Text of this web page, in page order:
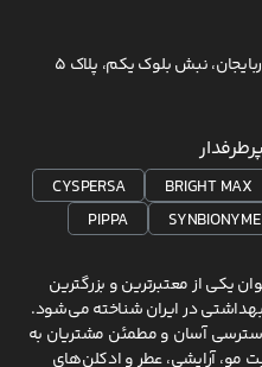
نبش بلوک یکم، پلاک 5
BRIGHT MAX
CYSPERSA
SYNBIONYME
PIPPA
یکی از معتبرترین و بزرگترین
در ایران شناخته می‌شود.
آسان و مطمئن مشتریان به
مو، آرایشی، عطر و ادکلن‌های